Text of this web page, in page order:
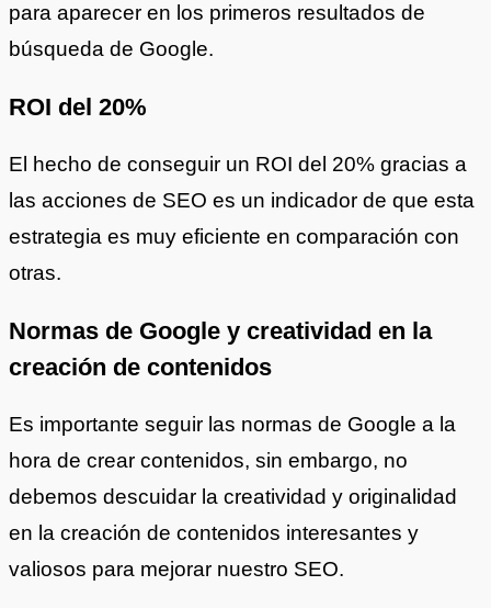
para aparecer en los primeros resultados de
búsqueda de Google.
ROI del 20%
El hecho de conseguir un ROI del 20% gracias a
las acciones de SEO es un indicador de que esta
estrategia es muy eficiente en comparación con
otras.
Normas de Google y creatividad en la
creación de contenidos
Es importante seguir las normas de Google a la
hora de crear contenidos, sin embargo, no
debemos descuidar la creatividad y originalidad
en la creación de contenidos interesantes y
valiosos para mejorar nuestro SEO.